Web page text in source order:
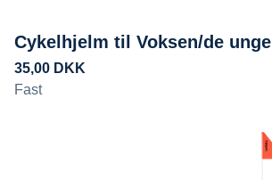
Cykelhjelm til Voksen/de unge